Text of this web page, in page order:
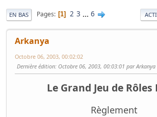
EN BAS Pages 1 2 3 ... 6
Arkanya
Octobre 06, 2003, 00:02:02
Dernière édition: Octobre 06, 2003, 00:03:01 par Arkanya
Le Grand Jeu de Rôles
Règlement